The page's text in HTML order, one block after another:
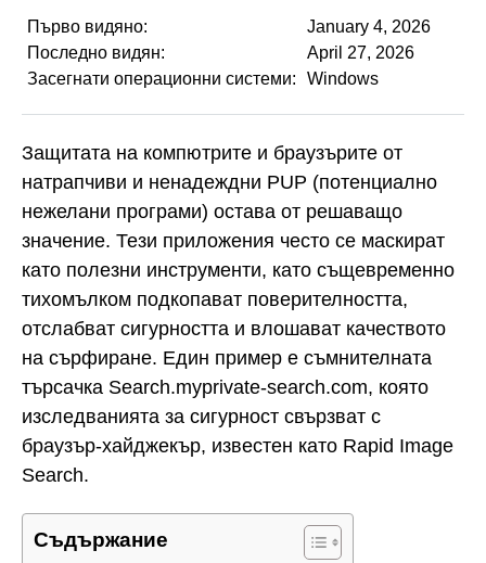
Първо видяно:
January 4, 2026
Последно видян:
April 27, 2026
Засегнати операционни системи:
Windows
Защитата на компютрите и браузърите от
натрапчиви и ненадеждни PUP (потенциално
нежелани програми) остава от решаващо
значение. Тези приложения често се маскират
като полезни инструменти, като същевременно
тихомълком подкопават поверителността,
отслабват сигурността и влошават качеството
на сърфиране. Един пример е съмнителната
търсачка Search.myprivate-search.com, която
изследванията за сигурност свързват с
браузър-хайджекър, известен като Rapid Image
Search.
Съдържание